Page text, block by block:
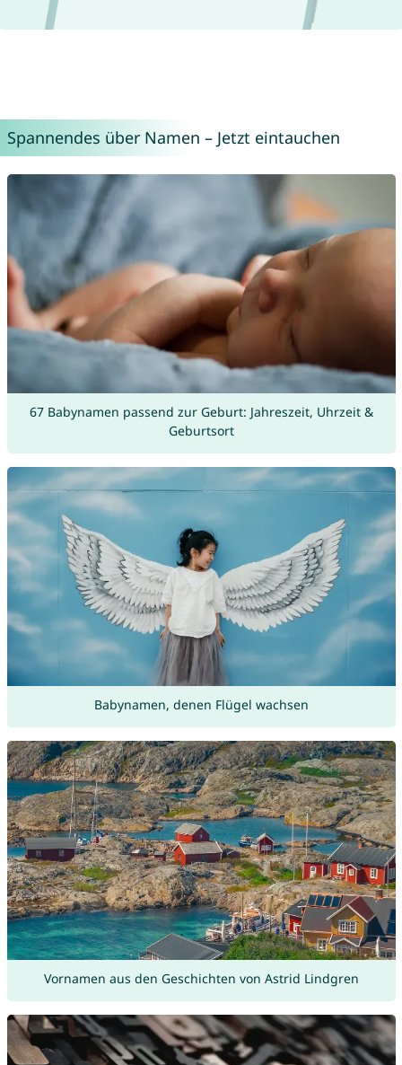
Spannendes über Namen – Jetzt eintauchen
67 Babynamen passend zur Geburt: Jahreszeit, Uhrzeit &
Geburtsort
Babynamen, denen Flügel wachsen
Vornamen aus den Geschichten von Astrid Lindgren